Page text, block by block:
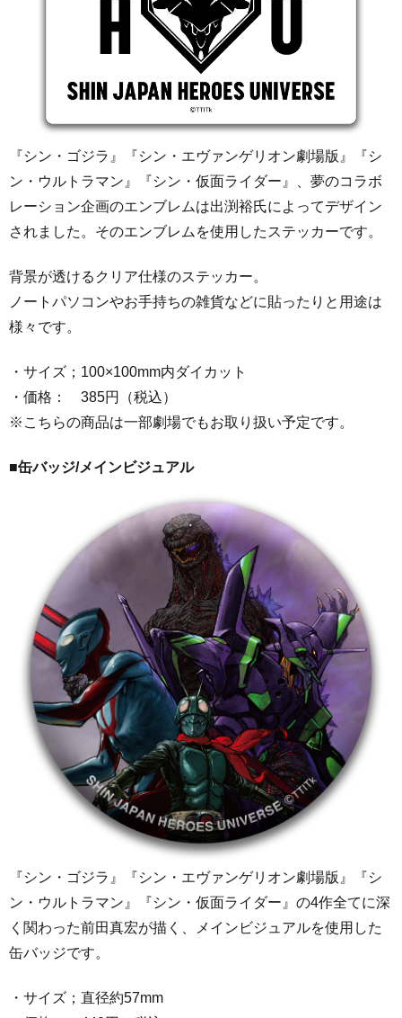
『シン・ゴジラ』『シン・エヴァンゲリオン劇場版』『シ
ン・ウルトラマン』『シン・仮面ライダー』、夢のコラボ
レーション企画のエンブレムは出渕裕氏によってデザイン
されました。そのエンブレムを使用したステッカーです。
背景が透けるクリア仕様のステッカー。
ノートパソコンやお手持ちの雑貨などに貼ったりと用途は
様々です。
・サイズ；100×100mm内ダイカット
・価格： 385円（税込）
※こちらの商品は一部劇場でもお取り扱い予定です。
■缶バッジ/メインビジュアル
『シン・ゴジラ』『シン・エヴァンゲリオン劇場版』『シ
ン・ウルトラマン』『シン・仮面ライダー』の4作全てに深
く関わった前田真宏が描く、メインビジュアルを使用した
缶バッジです。
・サイズ；直径約57mm